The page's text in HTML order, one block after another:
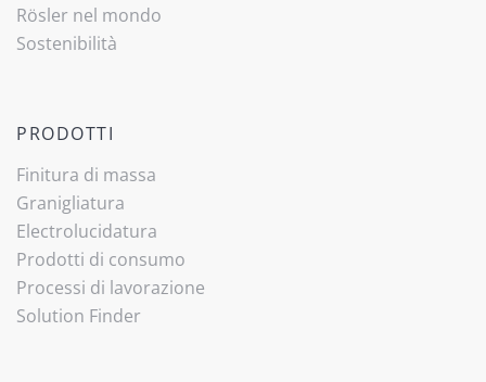
Rösler nel mondo
Sostenibilità
PRODOTTI
Finitura di massa
Granigliatura
Electrolucidatura
Prodotti di consumo
Processi di lavorazione
Solution Finder